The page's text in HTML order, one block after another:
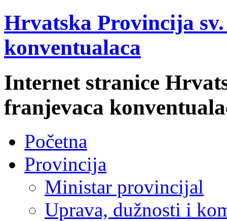
Hrvatska Provincija
konventualaca
Internet stranice
franjevaca
Početna
Provincija
Ministar provincijal
Uprava, dužnosti i